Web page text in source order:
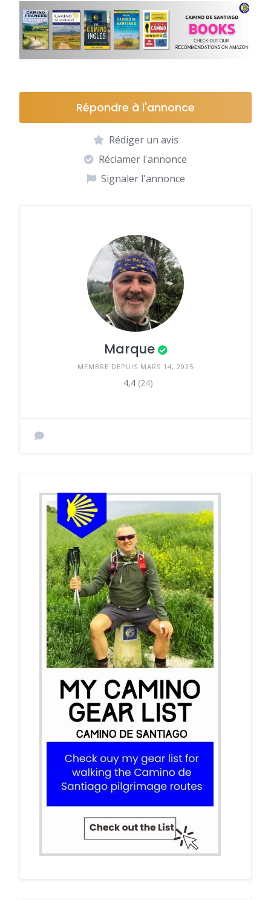
Répondre à l'annonce
Rédiger un avis
Réclamer l'annonce
Signaler l'annonce
Marque
MEMBRE DEPUIS MARS 14, 2025
4,4 (24)